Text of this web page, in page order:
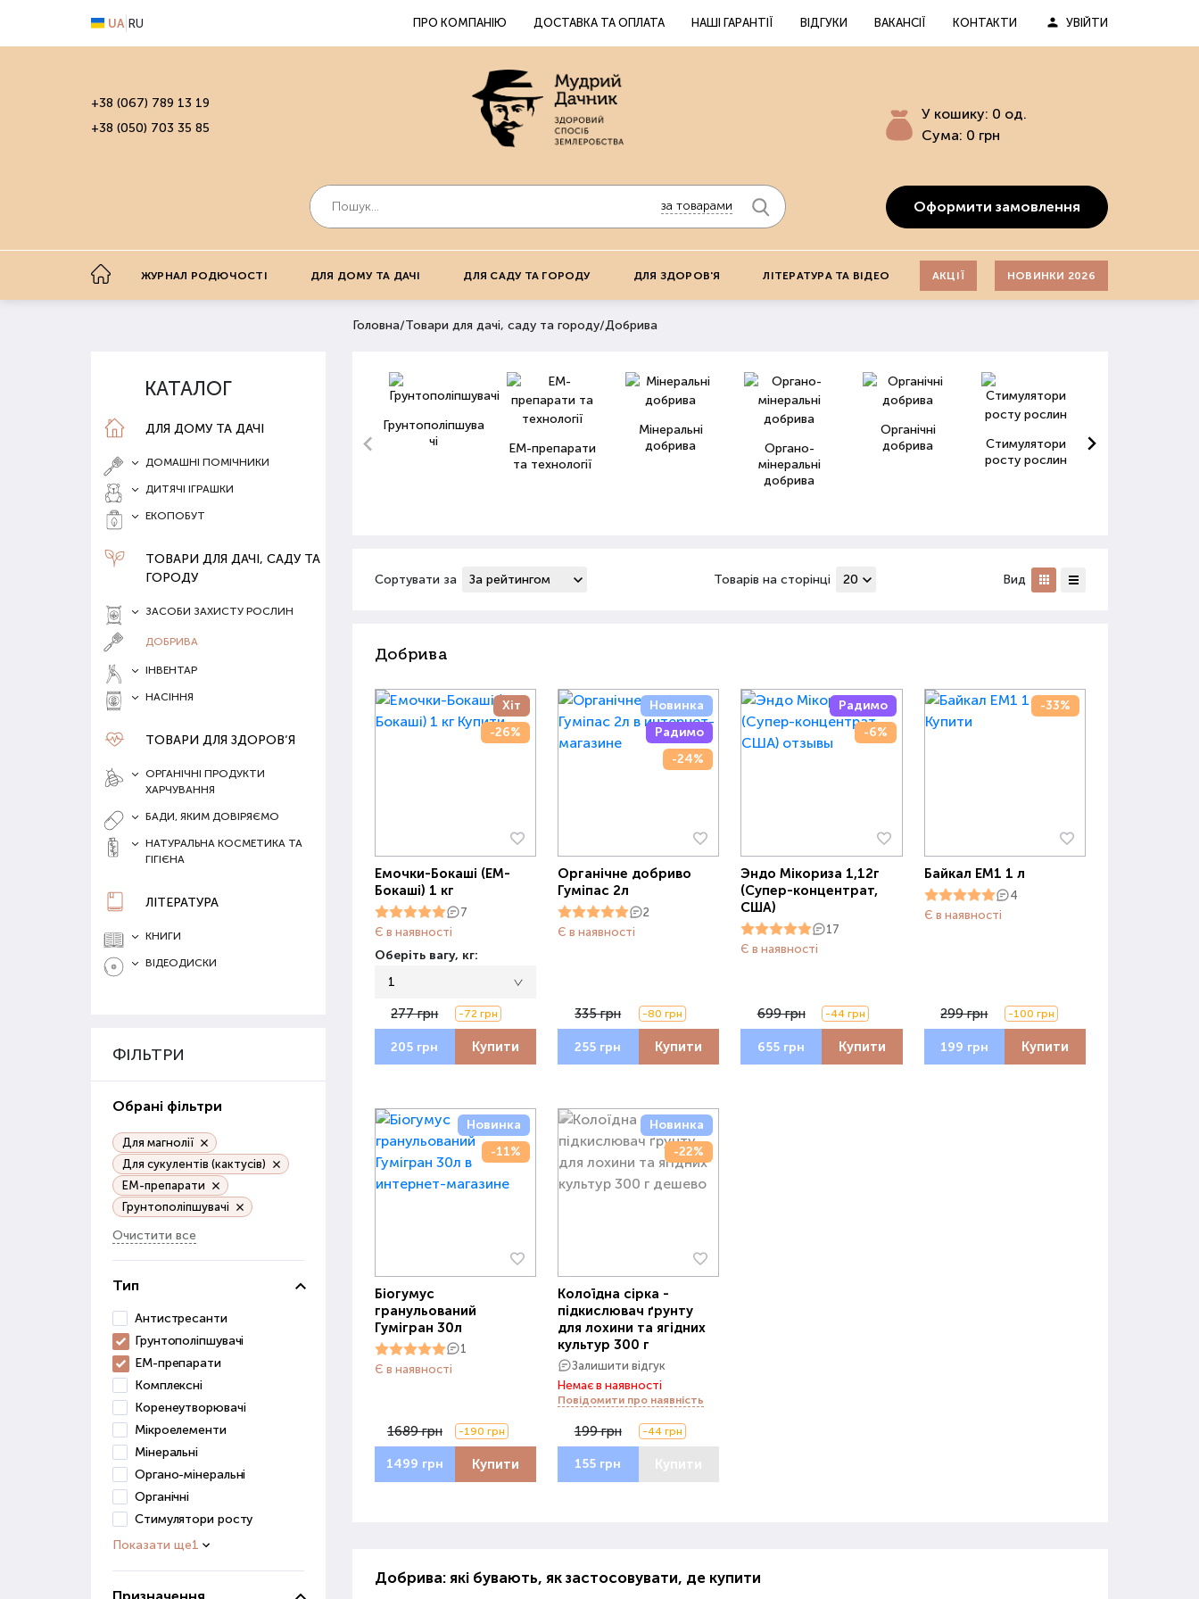
UA RU ПРО КОМПАНІЮ ДОСТАВКА ТА ОПЛАТА НАШІ ГАРАНТІЇ ВІДГУКИ ВАКАНСІЇ КОНТАКТИ УВІЙТИ
+38 (067) 789 13 19
+38 (050) 703 35 85
за товарами
У кошику: 0 од.
Сума: 0 грн
Оформити замовлення
ЖУРНАЛ РОДЮЧОСТІ ДЛЯ ДОМУ ТА ДАЧІ ДЛЯ САДУ ТА ГОРОДУ ДЛЯ ЗДОРОВ'Я ЛІТЕРАТУРА ТА ВІДЕО АКЦІЇ НОВИНКИ 2026
КАТАЛОГ
ДЛЯ ДОМУ ТА ДАЧІ
ДОМАШНІ ПОМІЧНИКИ
ДИТЯЧІ ІГРАШКИ
ЕКОПОБУТ
ТОВАРИ ДЛЯ ДАЧІ, САДУ ТА
ГОРОДУ
ЗАСОБИ ЗАХИСТУ РОСЛИН
ДОБРИВА
ІНВЕНТАР
НАСІННЯ
ТОВАРИ ДЛЯ ЗДОРОВ‘Я
ОРГАНІЧНІ ПРОДУКТИ
ХАРЧУВАННЯ
БАДИ, ЯКИМ ДОВІРЯЄМО
НАТУРАЛЬНА КОСМЕТИКА ТА
ГІГІЄНА
ЛІТЕРАТУРА
КНИГИ
ВІДЕОДИСКИ
ФІЛЬТРИ
Обрані фільтри
Для магнолії
Для сукулентів (кактусів)
ЕМ-препарати
Грунтополіпшувачі
Очистити все
Тип
Антистресанти
Грунтополіпшувачі
ЕМ-препарати
Комплексні
Коренеутворювачі
Мікроелементи
Мінеральні
Органо-мінеральні
Органічні
Стимулятори росту
Показати ще1
Головна/Товари для дачі, саду та городу/Добрива
Грунтополіпшува
чі
ЕМ-препарати
та технології
Мінеральні
добрива
Органо-
мінеральні
добрива
Органічні
добрива
Стимулятори
росту рослин
Сортувати за Товарів на сторінці Вид
Добрива
Хіт
-26%
Емочки-Бокаші (ЕМ-
Бокаші) 1 кг
7
Є в наявності
Оберіть вагу, кг:
1
277 грн -72 грн
205 грн Купити
Новинка
Радимо
-24%
Органічне добриво
Гуміпас 2л
2
Є в наявності
335 грн -80 грн
255 грн Купити
Радимо
-6%
Эндо Мікориза 1,12г
(Супер-концентрат,
США)
17
Є в наявності
699 грн -44 грн
655 грн Купити
-33%
Байкал ЕМ1 1 л
4
Є в наявності
299 грн -100 грн
199 грн Купити
Новинка
-11%
Біогумус
гранульований
Гумігран 30л
1
Є в наявності
1689 грн -190 грн
1499 грн Купити
Новинка
-22%
Колоїдна сірка -
підкислювач ґрунту
для лохини та ягідних
культур 300 г
Залишити відгук
Немає в наявності
Повідомити про наявність
199 грн -44 грн
155 грн Купити
Добрива: які бувають, як застосовувати, де купити